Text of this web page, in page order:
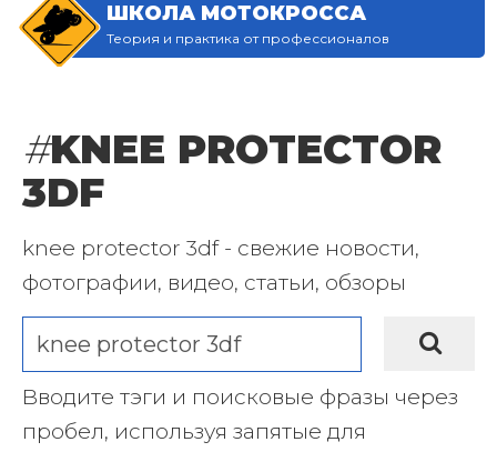
ШКОЛА МОТОКРОССА
Теория и практика от профессионалов
#KNEE PROTECTOR
3DF
knee protector 3df - свежие новости,
фотографии, видео, статьи, обзоры
Вводите тэги и поисковые фразы через
пробел, используя запятые для